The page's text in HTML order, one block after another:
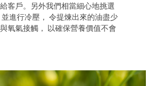
客戶。另外我們相當細心地挑選
進行冷壓， 令提煉出來的油盡少
氧氣接觸， 以確保營養價值不會